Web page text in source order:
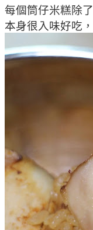
每個筒仔米糕除
本身很入味好吃